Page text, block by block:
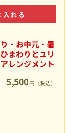
入れる
り・お中元・暑
まわりとユリ
レンジメント
5,500 円（税込）